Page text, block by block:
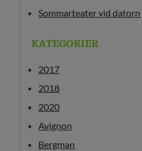
Sommarteater vid datorn
KATEGORIER
2017
2018
2020
Avignon
Bergman